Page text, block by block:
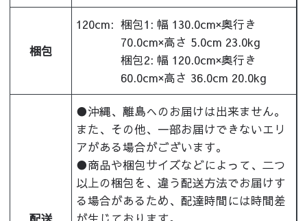
梱包
120cm: 梱包1: 幅 130.0cm×奥行き
70.0cm×高さ 5.0cm 23.0kg
梱包2: 幅 120.0cm×奥行き
60.0cm×高さ 36.0cm 20.0kg
●沖縄、離島へのお届けは出来ません。
また、その他、一部お届けできないエリ
アがある場合がございます。
●商品や梱包サイズなどによって、二つ
以上の梱包を、違う配送方法でお届けす
る場合があるため、配達時間には時間差